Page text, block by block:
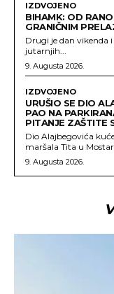
IZDVOJENO
BIHAMK: OD
GRANIČNIM
Drugi je dan vikenda
jutarnjih...
9. Augusta 2026.
IZDVOJENO
URUŠIO SE DIO
PAO NA
PITANJE ZAŠTITE
Dio Alajbegovića
maršala Tita u
9. Augusta 2026.